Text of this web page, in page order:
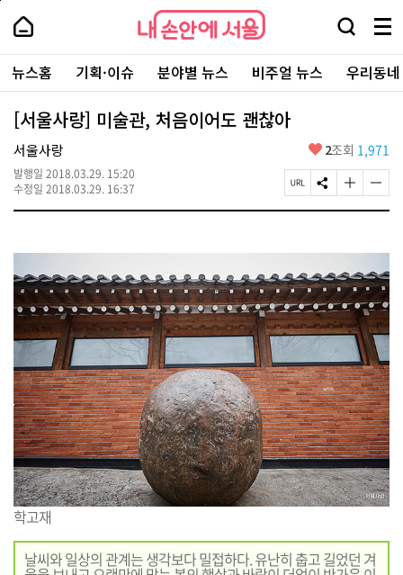
본
로
가
내
손
안
에
서
울
-
서
울
시
대
표
소
털
내
손
에
울
검
창
열
기
메
뉴
전
체
보
주
요
서
뉴스홈 기획·이슈 분야별 뉴스 비주얼 뉴스 우리동
[서울사랑] 미술관, 처음이어도 괜찮아
서울사랑
발행일 2018.03.29. 15:20
수정일 2018.03.29. 16:37
좋
요
2조회 1,971
페
이
R
복
사
S
N
유
기
글
자
크
변
경
하
기
글
자
작
게
변
경
하
기
학고재
날씨와 일상의 관계는 생각보다 밀접하다. 유난히 춥고 길었던 겨
페
상
단
로